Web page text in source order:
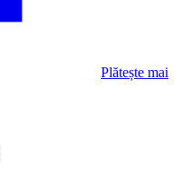
Plătește mai